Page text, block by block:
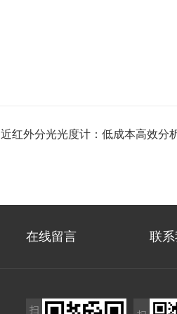
近红外分光光度计：低成本高效分
在线留言 联
扫